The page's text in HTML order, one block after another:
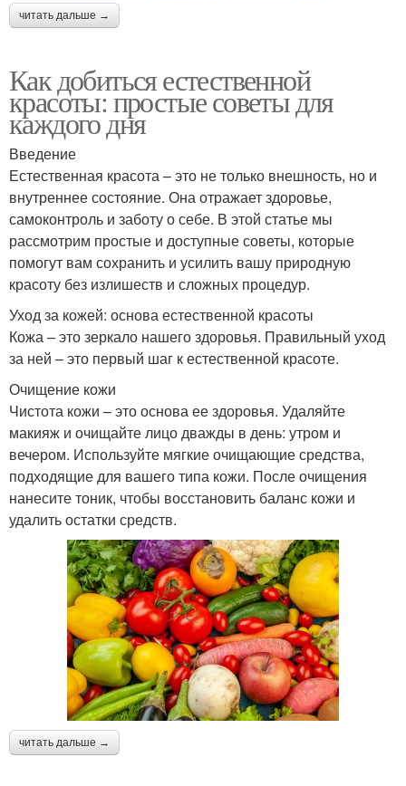
читать дальше →
Как добиться естественной
красоты: простые советы для
каждого дня
Введение
Естественная красота – это не только внешность, но и
внутреннее состояние. Она отражает здоровье,
самоконтроль и заботу о себе. В этой статье мы
рассмотрим простые и доступные советы, которые
помогут вам сохранить и усилить вашу природную
красоту без излишеств и сложных процедур.
Уход за кожей: основа естественной красоты
Кожа – это зеркало нашего здоровья. Правильный уход
за ней – это первый шаг к естественной красоте.
Очищение кожи
Чистота кожи – это основа ее здоровья. Удаляйте
макияж и очищайте лицо дважды в день: утром и
вечером. Используйте мягкие очищающие средства,
подходящие для вашего типа кожи. После очищения
нанесите тоник, чтобы восстановить баланс кожи и
удалить остатки средств.
читать дальше →